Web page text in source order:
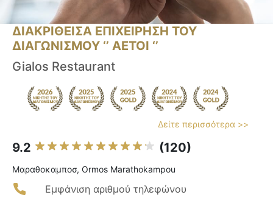
ΔΙΑΚΡΙΘΕΙΣΑ ΕΠΙΧΕΙΡΗΣΗ ΤΟΥ
ΔΙΑΓΩΝΙΣΜΟΥ ‘’ ΑΕΤΟΙ ‘’
Gialos Restaurant
Δείτε περισσότερα >>
9.2 (120)
Μαραθοκαμποσ, Ormos Marathokampou
Εμφάνιση αριθμού τηλεφώνου